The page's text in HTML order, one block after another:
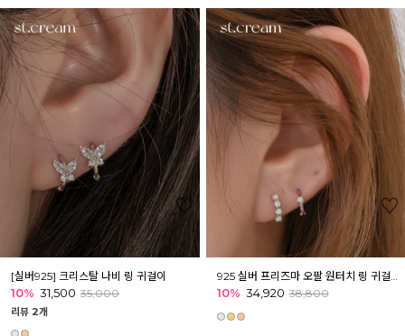
[실버925] 크리스탈 나비 링 귀걸이
10% 31,500 35,000
리뷰 2개
925 실버 프리즈마 오팔 원터치 링 귀걸이 피어싱
10% 34,920 38,800